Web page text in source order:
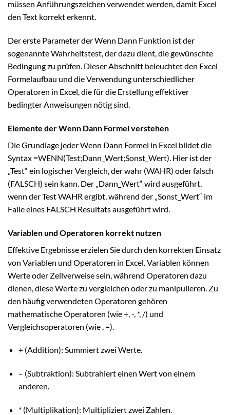
müssen Anführungszeichen verwendet werden, damit Excel
den Text korrekt erkennt.
Der erste Parameter der Wenn Dann Funktion ist der
sogenannte Wahrheitstest, der dazu dient, die gewünschte
Bedingung zu prüfen. Dieser Abschnitt beleuchtet den Excel
Formelaufbau und die Verwendung unterschiedlicher
Operatoren in Excel, die für die Erstellung effektiver
bedingter Anweisungen nötig sind.
Elemente der Wenn Dann Formel verstehen
Die Grundlage jeder Wenn Dann Formel in Excel bildet die
Syntax =WENN(Test;Dann_Wert;Sonst_Wert). Hier ist der
„Test“ ein logischer Vergleich, der wahr (WAHR) oder falsch
(FALSCH) sein kann. Der „Dann_Wert“ wird ausgeführt,
wenn der Test WAHR ergibt, während der „Sonst_Wert“ im
Falle eines FALSCH Resultats ausgeführt wird.
Variablen und Operatoren korrekt nutzen
Effektive Ergebnisse erzielen Sie durch den korrekten Einsatz
von Variablen und Operatoren in Excel. Variablen können
Werte oder Zellverweise sein, während Operatoren dazu
dienen, diese Werte zu vergleichen oder zu manipulieren. Zu
den häufig verwendeten Operatoren gehören
mathematische Operatoren (wie +, -, *, /) und
Vergleichsoperatoren (wie , =).
+ (Addition): Summiert zwei Werte.
– (Subtraktion): Subtrahiert einen Wert von einem
anderen.
* (Multiplikation): Multipliziert zwei Zahlen.